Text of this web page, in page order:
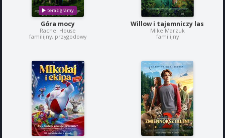
Góra mocy
Rachel House
familijny, przygodowy
Willow i tajemniczy las
Mike Marzuk
familijny